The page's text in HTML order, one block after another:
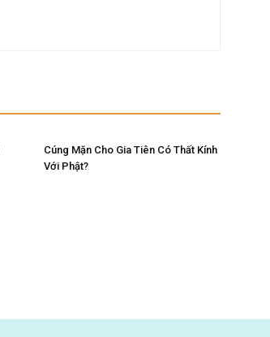
Cúng Mặn Cho Gia Tiên Có Thất Kính
Với Phật?